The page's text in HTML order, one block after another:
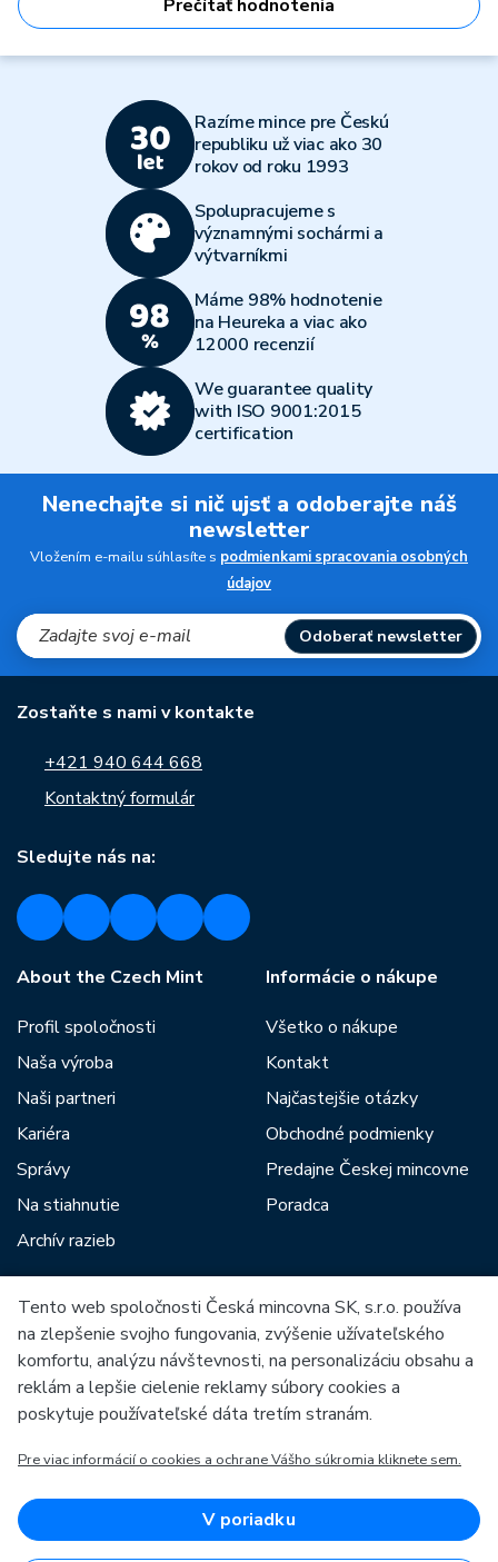
Prečítať hodnotenia
Razíme mince pre Českú
republiku už viac ako 30
rokov od roku 1993
Spolupracujeme s
významnými sochármi a
výtvarníkmi
Máme 98% hodnotenie
na Heureka a viac ako
12000 recenzií
We guarantee quality
with ISO 9001:2015
certification
Nenechajte si nič ujsť a odoberajte náš
newsletter
Vložením e-mailu súhlasíte s podmienkami spracovania osobných
údajov
Odoberať newsletter
Zostaňte s nami v kontakte
+421 940 644 668
Kontaktný formulár
Sledujte nás na:
About the Czech Mint
Profil spoločnosti
Naša výroba
Naši partneri
Kariéra
Správy
Na stiahnutie
Archív razieb
Informácie o nákupe
Všetko o nákupe
Kontakt
Najčastejšie otázky
Obchodné podmienky
Predajne Českej mincovne
Poradca
Medzi našich partnerov patria:
Európska únia
OP Podnikanie a inovácie pre konkurencieschopnosť
Európsky fond pre regionálny rozvoj
Tento web spoločnosti Česká mincovna SK, s.r.o. používa
na zlepšenie svojho fungovania, zvýšenie užívateľského
komfortu, analýzu návštevnosti, na personalizáciu obsahu a
reklám a lepšie cielenie reklamy súbory cookies a
poskytuje používateľské dáta tretím stranám.
Pre viac informácií o cookies a ochrane Vášho súkromia kliknete sem.
V poriadku